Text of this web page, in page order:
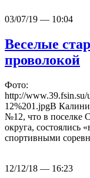
03/07/19 — 10:04
Веселые
проволокой
Фото:
http://
12%201.jpgВ
№12, что в поселке
округа, состоялись
спортивными
12/12/18 — 16:23